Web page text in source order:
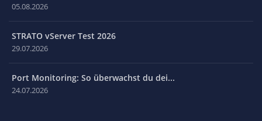
05.08.2026
STRATO vServer Test 2026
29.07.2026
Port Monitoring: So überwachst du dei...
24.07.2026